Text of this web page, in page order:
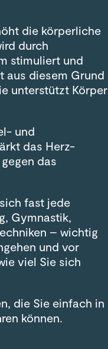
die körperliche
durch
stimuliert und
aus diesem Grund
unterstützt Körper
und
das Herz-
das
fast jede
Gymnastik,
– wichtig
und vor
viel Sie sich
die Sie einfach in
können.